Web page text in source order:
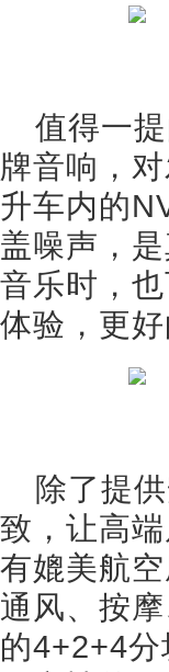
值得一
牌音响，
升车内的
盖噪声，
音乐时，
体验，更
除了提
致，让高
有媲美航
通风、按
的4+2+4